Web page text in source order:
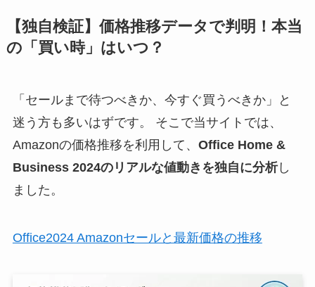
【独自検証】価格推移データで判明！本当
の「買い時」はいつ？
「セールまで待つべきか、今すぐ買うべきか」と
迷う方も多いはずです。 そこで当サイトでは、
Amazonの価格推移を利用して、 Office Home &
Business 2024のリアルな値動きを独自に分析し
ました。
Office2024 Amazonセールと最新価格の推移